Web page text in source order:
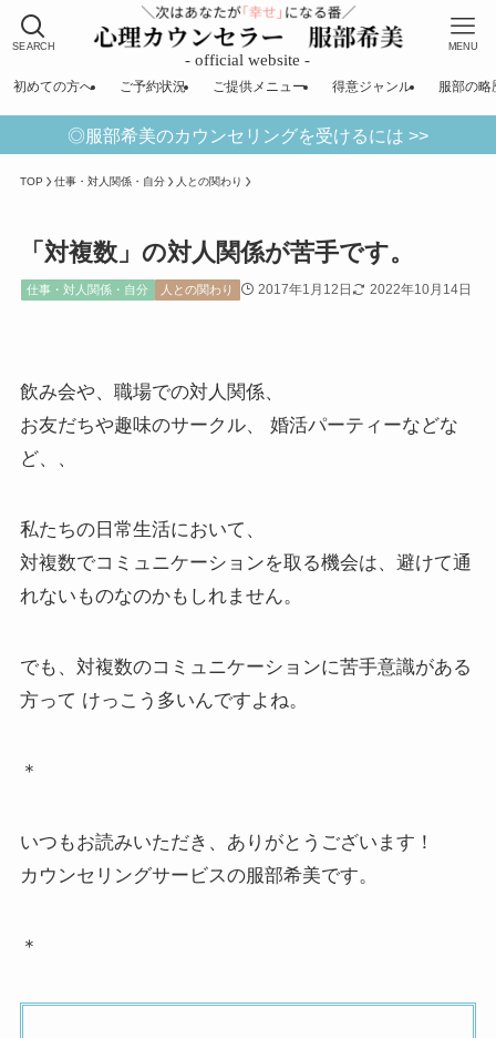
SEARCH MENU
初めての方へ ご予約状況 ご提供メニュー 得意ジャンル 服部の略
◎服部希美のカウンセリングを受けるには >>
TOP 仕事・対人関係・自分 人との関わり
「対複数」の対人関係が苦手です。
仕事・対人関係・自分 人との関わり 2017年1月12日 2022年10月14日
飲み会や、職場での対人関係、
お友だちや趣味のサークル、 婚活パーティーなどな
ど、、
私たちの日常生活において、
対複数でコミュニケーションを取る機会は、避けて通
れないものなのかもしれません。
でも、対複数のコミュニケーションに苦手意識がある
方って けっこう多いんですよね。
＊
いつもお読みいただき、ありがとうございます！
カウンセリングサービスの服部希美です。
＊